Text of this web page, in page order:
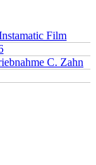
Film
C. Zahn